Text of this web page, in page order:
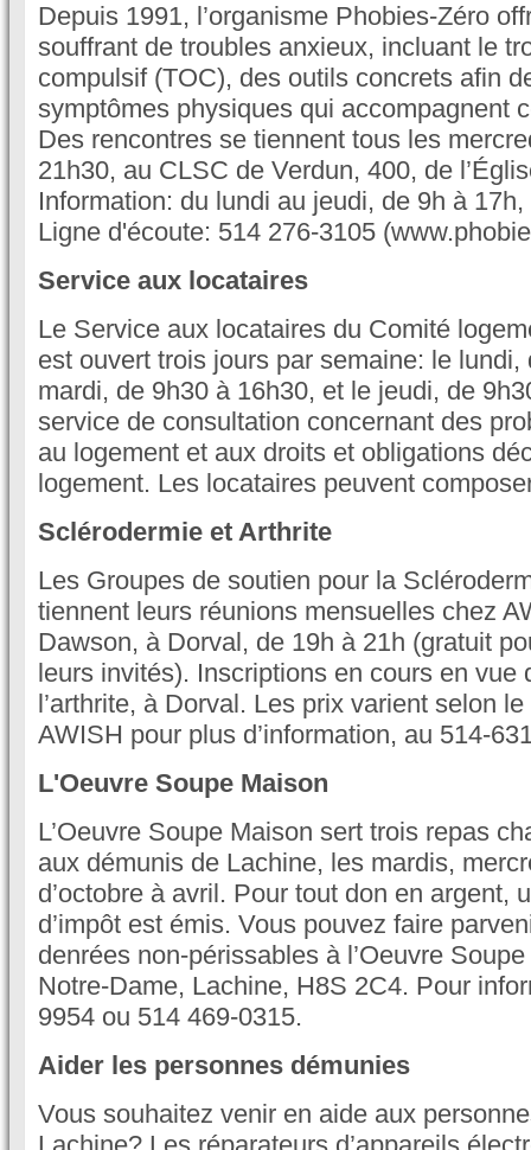
Depuis 1991, l’organisme Phobies-Zéro
souffrant de troubles anxieux, incluant le
compulsif (TOC), des outils concrets afin
symptômes physiques qui accompagnent
Des rencontres se tiennent tous les
21h30, au CLSC de Verdun, 400, de
Information: du lundi au jeudi, de 9h à
Ligne d'écoute: 514 276-3105
Service aux locataires
Le Service aux locataires du Comité
est ouvert trois jours par semaine: le
mardi, de 9h30 à 16h30, et le jeudi, de
service de consultation concernant des
au logement et aux droits et obligations
logement. Les locataires peuvent
Sclérodermie et Arthrite
Les Groupes de soutien pour la
tiennent leurs réunions mensuelles chez
Dawson, à Dorval, de 19h à 21h (gratuit
leurs invités). Inscriptions en cours en vue
l’arthrite, à Dorval. Les prix varient selon
AWISH pour plus d’information, au 514-
L'Oeuvre Soupe Maison
L’Oeuvre Soupe Maison sert trois repas
aux démunis de Lachine, les mardis,
d’octobre à avril. Pour tout don en argent,
d’impôt est émis. Vous pouvez faire
denrées non-périssables à l’Oeuvre
Notre-Dame, Lachine, H8S 2C4. Pour
9954 ou 514 469-0315.
Aider les personnes démunies
Vous souhaitez venir en aide aux